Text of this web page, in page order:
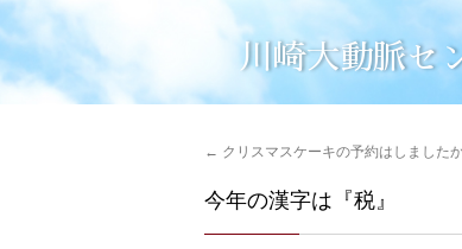
川崎大動脈セ
← クリスマスケーキの予約はしました
今年の漢字は『税』